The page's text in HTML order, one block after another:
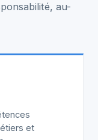
au-
et